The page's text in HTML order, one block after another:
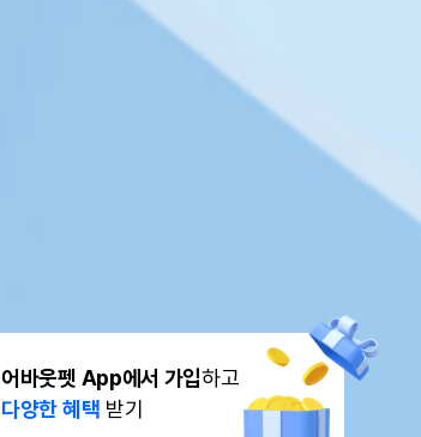
어바웃펫 App에서 가입하고
다양한 혜택 받기